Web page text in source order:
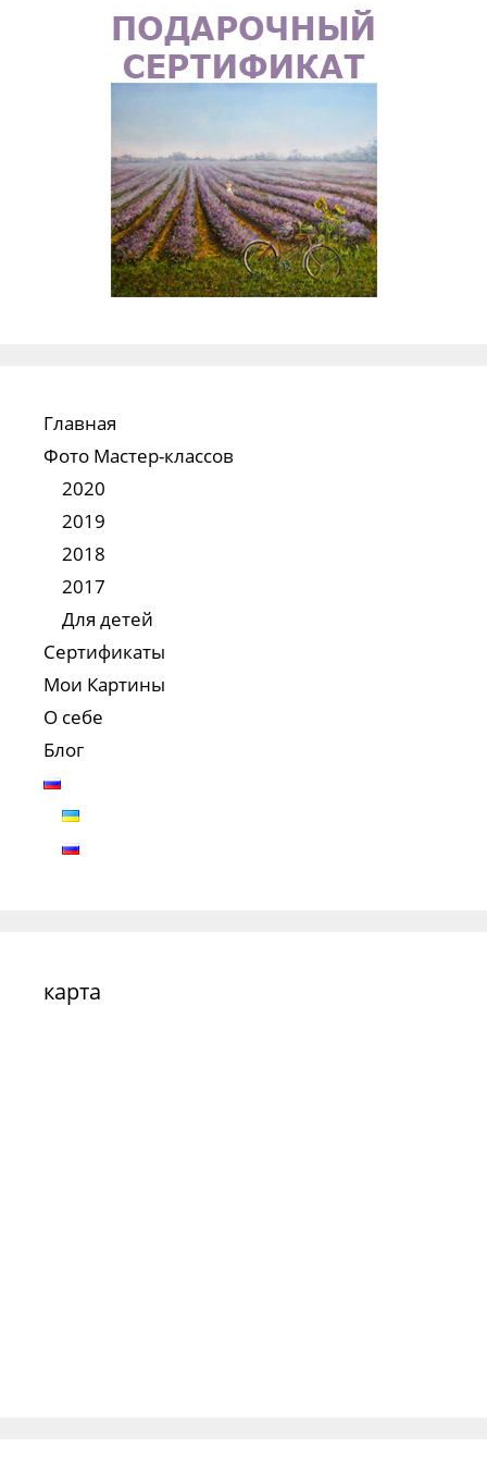
Главная
Фото Мастер-классов
2020
2019
2018
2017
Для детей
Сертификаты
Мои Картины
О себе
Блог
карта